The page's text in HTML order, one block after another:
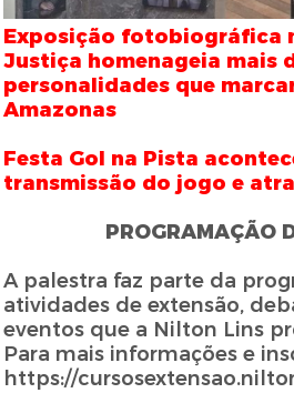
Exposição fotobiográfica
Justiça homenageia mais
personalidades que
Amazonas
Festa Gol na Pista
transmissão do jogo e
PROGRAMAÇÃO
A palestra faz parte da
atividades de extensão,
eventos que a Nilton Lins
Para mais informações e
https://